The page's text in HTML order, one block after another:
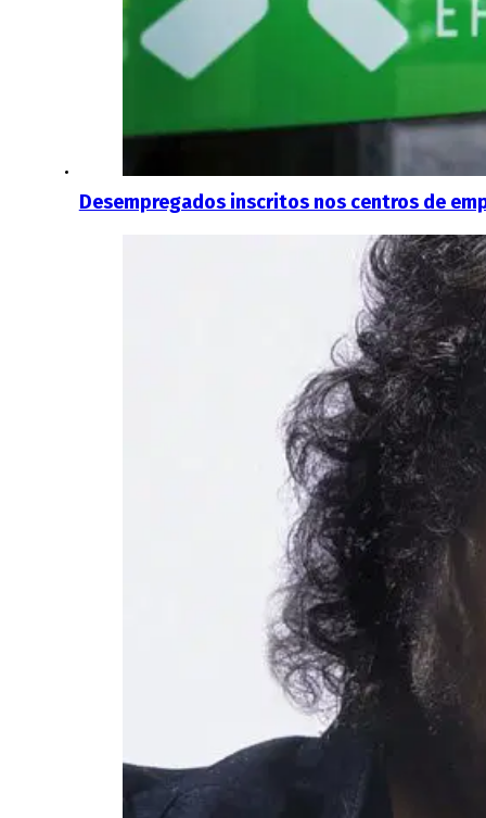
Desempregados inscritos nos centros de